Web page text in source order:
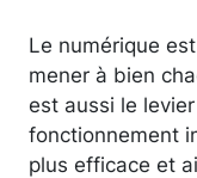
Le numérique
mener à bien
est aussi le
fonctionnement
plus efficace et